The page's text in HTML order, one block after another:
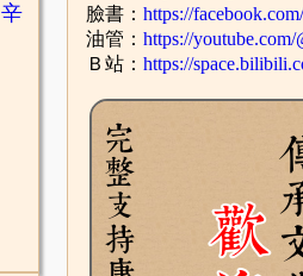
辛
臉書： https://
油管： https://youtube.com/
Ｂ站： https://